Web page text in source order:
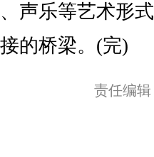
声乐等艺术形
的桥梁。(完)
责任编